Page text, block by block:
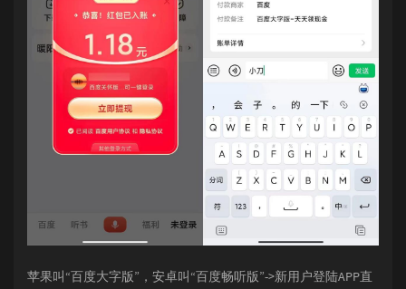
苹果叫“百度大字版”，安卓叫“百度畅听版”->新用户登陆APP直